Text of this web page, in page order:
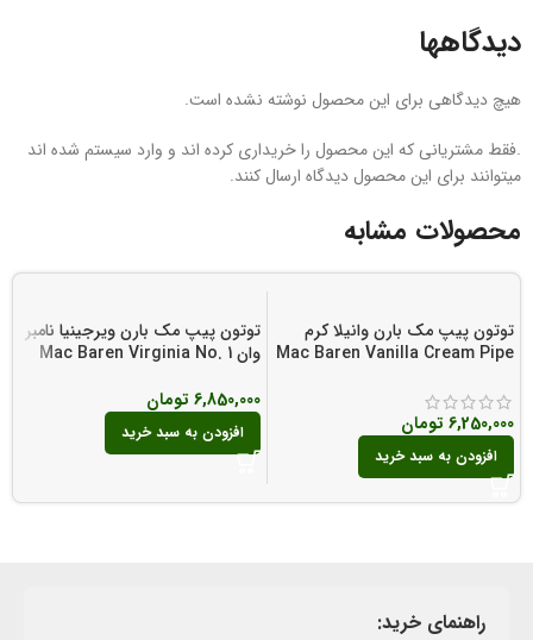
دیدگاهها
هیچ دیدگاهی برای این محصول نوشته نشده است.
.فقط مشتریانی که این محصول را خریداری کرده اند و وارد سیستم شده اند
میتوانند برای این محصول دیدگاه ارسال کنند.
محصولات مشابه
توتون پیپ مک بارن وانیلا کرم
Mac Baren Vanilla Cream Pipe
6,250,000 تومان
افزودن به سبد خرید
توتون پیپ مک بارن ویرجینیا نامبر
وان Mac Baren Virginia No. 1
6,850,000 تومان
افزودن به سبد خرید
راهنمای خرید: